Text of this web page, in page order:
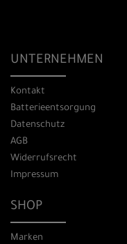
UNTERNEHMEN
Kontakt
Batterieentsorgung
Datenschutz
AGB
Widerrufsrecht
Impressum
SHOP
Marken